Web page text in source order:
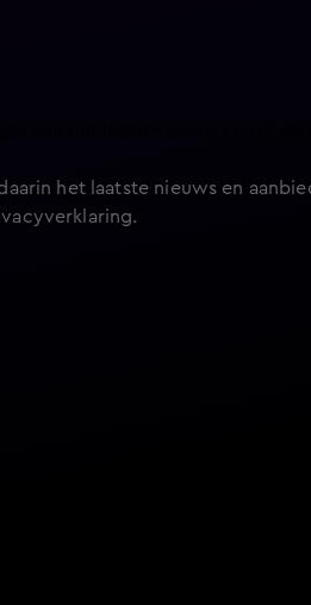
het laatste nieuws en
.